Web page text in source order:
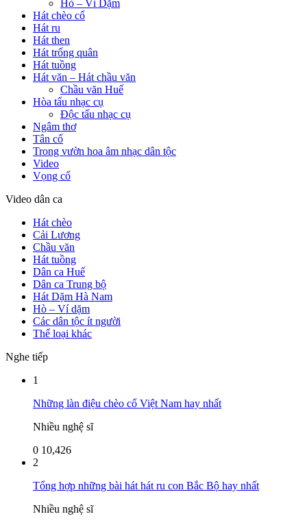
Hò – Ví Dặm
Hát chèo cổ
Hát ru
Hát then
Hát trống quân
Hát tuồng
Hát văn – Hát chầu văn
Chầu văn Huế
Hòa tấu nhạc cụ
Độc tấu nhạc cụ
Ngâm thơ
Tân cổ
Trong vườn hoa âm nhạc dân tộc
Video
Vọng cổ
Video dân ca
Hát chèo
Cải Lương
Chầu văn
Hát tuồng
Dân ca Huế
Dân ca Trung bộ
Hát Dặm Hà Nam
Hò – Ví dặm
Các dân tộc ít người
Thể loại khác
Nghe tiếp
1
Những làn điệu chèo cổ Việt Nam hay nhất
Nhiều nghệ sĩ
0 10,426
2
Tổng hợp những bài hát hát ru con Bắc Bộ hay nhất
Nhiều nghệ sĩ